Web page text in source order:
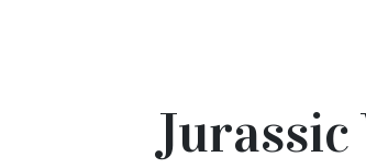
Jurassic